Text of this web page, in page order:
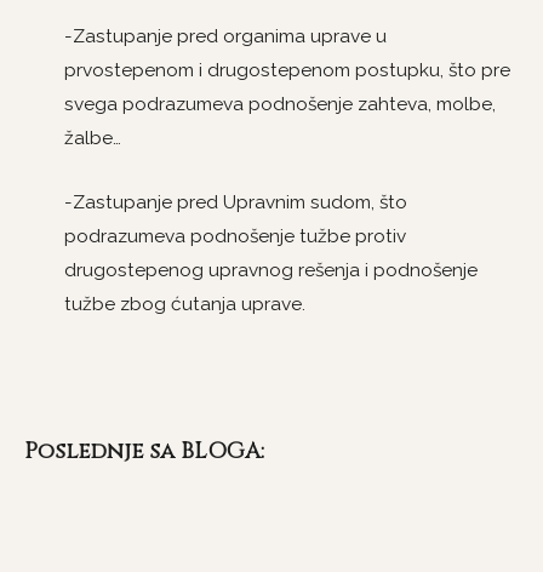
-Zastupanje pred organima uprave u
prvostepenom i drugostepenom postupku, što pre
svega podrazumeva podnošenje zahteva, molbe,
žalbe…
-Zastupanje pred Upravnim sudom, što
podrazumeva podnošenje tužbe protiv
drugostepenog upravnog rešenja i podnošenje
tužbe zbog ćutanja uprave.
Poslednje sa BLOGA: